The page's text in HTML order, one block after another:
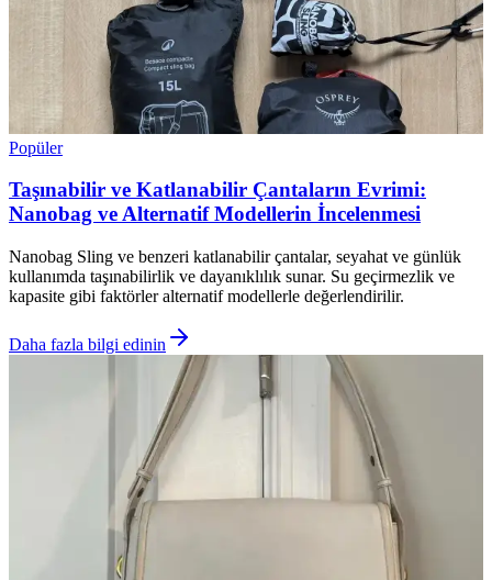
Popüler
Taşınabilir ve Katlanabilir Çantaların Evrimi:
Nanobag ve Alternatif Modellerin İncelenmesi
Nanobag Sling ve benzeri katlanabilir çantalar, seyahat ve günlük
kullanımda taşınabilirlik ve dayanıklılık sunar. Su geçirmezlik ve
kapasite gibi faktörler alternatif modellerle değerlendirilir.
Daha fazla bilgi edinin